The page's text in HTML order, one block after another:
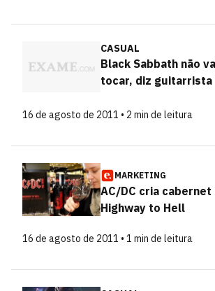
CASUAL
Black Sabbath não
tocar, diz guitarrista
16 de agosto de 2011 • 2 min de leitura
MARKETING
AC/DC cria cabernet
Highway to Hell
16 de agosto de 2011 • 1 min de leitura